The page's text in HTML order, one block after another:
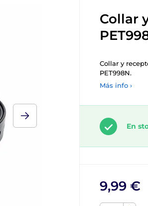
Collar
Collar y
PET998N.
Más info ›
En
9,99 €